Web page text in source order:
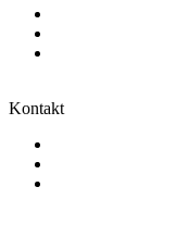
Kontakt